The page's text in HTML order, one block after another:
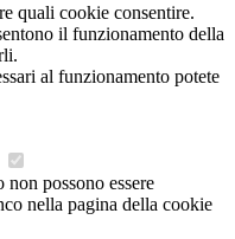
quali cookie consentire.
il funzionamento della
al funzionamento potete
possono essere
nella pagina della cookie